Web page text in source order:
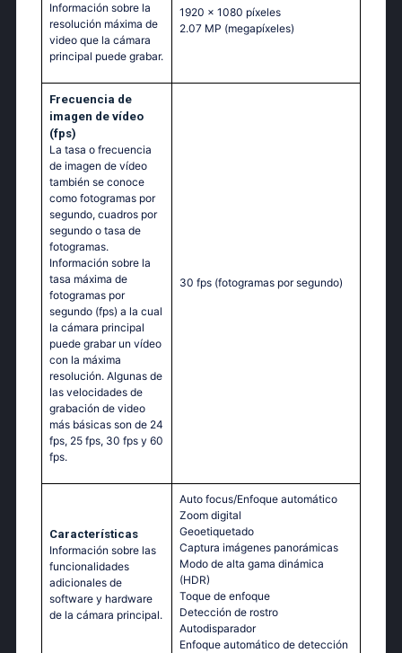
Información sobre la
resolución máxima de
video que la cámara
principal puede grabar.
1920 x 1080 píxeles
2.07 MP (megapíxeles)
Frecuencia de
imagen de vídeo
(fps)
La tasa o frecuencia
de imagen de vídeo
también se conoce
como fotogramas por
segundo, cuadros por
segundo o tasa de
fotogramas.
Información sobre la
tasa máxima de
fotogramas por
segundo (fps) a la cual
la cámara principal
puede grabar un vídeo
con la máxima
resolución. Algunas de
las velocidades de
grabación de video
más básicas son de 24
fps, 25 fps, 30 fps y 60
fps.
30 fps (fotogramas por segundo)
Características
Información sobre las
funcionalidades
adicionales de
software y hardware
de la cámara principal.
Auto focus/Enfoque automático
Zoom digital
Geoetiquetado
Captura imágenes panorámicas
Modo de alta gama dinámica
(HDR)
Toque de enfoque
Detección de rostro
Autodisparador
Enfoque automático de detección